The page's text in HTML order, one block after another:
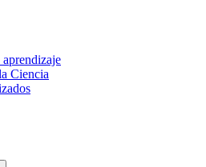
Ciencia